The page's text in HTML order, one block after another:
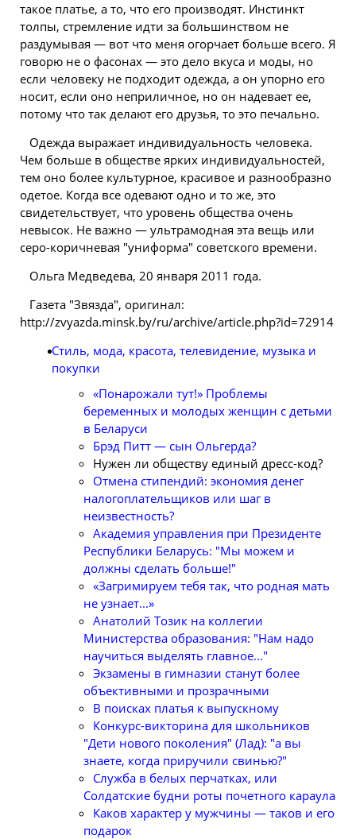
такое платье, а то, что его производят. Инстинкт
толпы, стремление идти за большинством не
раздумывая — вот что меня огорчает больше всего. Я
говорю не о фасонах — это дело вкуса и моды, но
если человеку не подходит одежда, а он упорно его
носит, если оно неприличное, но он надевает ее,
потому что так делают его друзья, то это печально.
Одежда выражает индивидуальность человека.
Чем больше в обществе ярких индивидуальностей,
тем оно более культурное, красивое и разнообразно
одетое. Когда все одевают одно и то же, это
свидетельствует, что уровень общества очень
невысок. Не важно — ультрамодная эта вещь или
серо-коричневая "униформа" советского времени.
Ольга Медведева, 20 января 2011 года.
Газета "Звязда", оригинал:
http://zvyazda.minsk.by/ru/archive/article.php?id=72914
Стиль, мода, красота, телевидение, музыка и
покупки
«Понарожали тут!» Проблемы
беременных и молодых женщин с детьми
в Беларуси
Брэд Питт — сын Ольгерда?
Нужен ли обществу единый дресс-код?
Отмена стипендий: экономия денег
налогоплательщиков или шаг в
неизвестность?
Академия управления при Президенте
Республики Беларусь: "Мы можем и
должны сделать больше!"
«Загримируем тебя так, что родная мать
не узнает...»
Анатолий Тозик на коллегии
Министерства образования: "Нам надо
научиться выделять главное..."
Экзамены в гимназии станут более
объективными и прозрачными
В поисках платья к выпускному
Конкурс-викторина для школьников
"Дети нового поколения" (Лад): "а вы
знаете, когда приручили свинью?"
Служба в белых перчатках, или
Солдатские будни роты почетного караула
Каков характер у мужчины — таков и его
подарок